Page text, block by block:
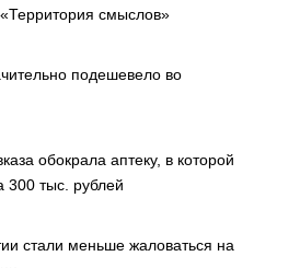
смыслов»
подешевело во
обокрала аптеку, в которой
300 тыс. рублей
стали меньше жаловаться на